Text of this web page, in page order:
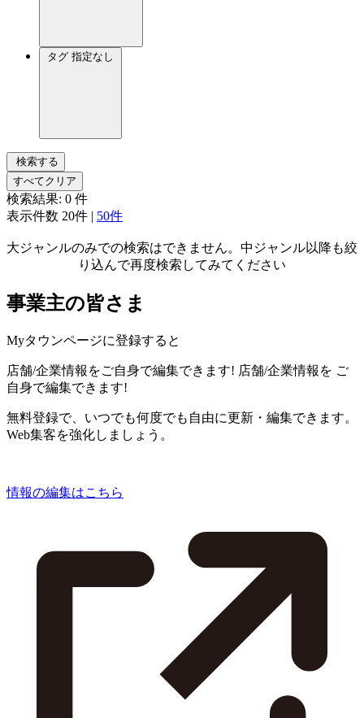
タグ 指定なし
検索する
すべてクリア
検索結果: 0 件
表示件数 20件 | 50件
大ジャンルのみでの検索はできません。中ジャンル以降も絞
り込んで再度検索してみてください
事業主の皆さま
Myタウンページに登録すると
店舗/企業情報をご自身で編集できます! 店舗/企業情報を ご
自身で編集できます!
無料登録で、いつでも何度でも自由に更新・編集できます。
Web集客を強化しましょう。
情報の編集はこちら